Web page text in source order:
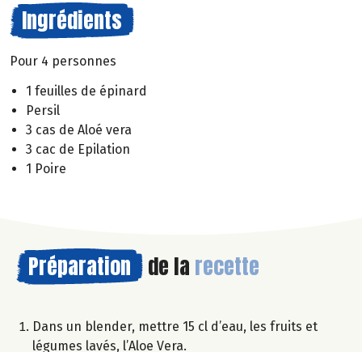
Ingrédients
Pour 4 personnes
1 feuilles de épinard
Persil
3 cas de Aloé vera
3 cac de Epilation
1 Poire
Préparation de la recette
Dans un blender, mettre 15 cl d’eau, les fruits et
légumes lavés, l’Aloe Vera.